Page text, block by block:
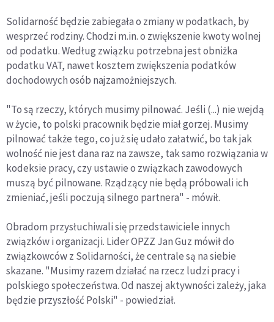
Solidarność będzie zabiegała o zmiany w podatkach, by
wesprzeć rodziny. Chodzi m.in. o zwiększenie kwoty wolnej
od podatku. Według związku potrzebna jest obniżka
podatku VAT, nawet kosztem zwiększenia podatków
dochodowych osób najzamożniejszych.
"To są rzeczy, których musimy pilnować. Jeśli (...) nie wejdą
w życie, to polski pracownik będzie miał gorzej. Musimy
pilnować także tego, co już się udało załatwić, bo tak jak
wolność nie jest dana raz na zawsze, tak samo rozwiązania w
kodeksie pracy, czy ustawie o związkach zawodowych
muszą być pilnowane. Rządzący nie będą próbowali ich
zmieniać, jeśli poczują silnego partnera" - mówił.
Obradom przysłuchiwali się przedstawiciele innych
związków i organizacji. Lider OPZZ Jan Guz mówił do
związkowców z Solidarności, że centrale są na siebie
skazane. "Musimy razem działać na rzecz ludzi pracy i
polskiego społeczeństwa. Od naszej aktywności zależy, jaka
będzie przyszłość Polski" - powiedział.